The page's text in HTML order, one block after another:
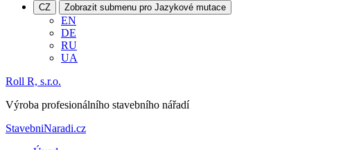
CZ Zobrazit submenu pro Jazykové mutace
EN
DE
RU
UA
Roll R, s.r.o.
Výroba profesionálního stavebního nářadí
StavebniNaradi.cz